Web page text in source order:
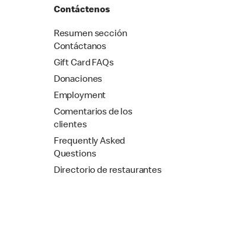
Contáctenos
Resumen sección
Contáctanos
Gift Card FAQs
Donaciones
Employment
Comentarios de los
clientes
Frequently Asked
Questions
Directorio de restaurantes